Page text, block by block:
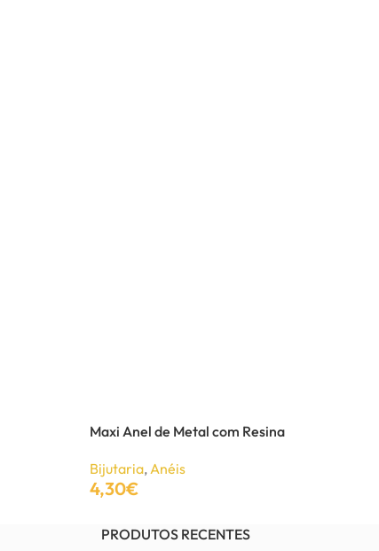
Maxi Anel de Metal com Resina
Bijutaria,Anéis
4,30€
Adicionar
PRODUTOS RECENTES